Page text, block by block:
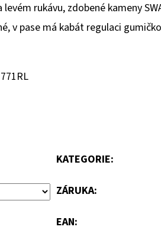
rukávu, zdobené kameny
v pase má kabát regulaci
KATEGORIE:
ZÁRUKA:
EAN: